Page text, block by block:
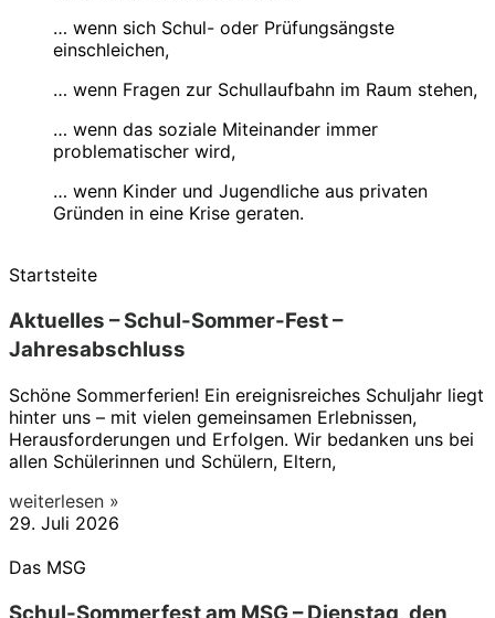
… wenn sich Schul- oder Prüfungsängste
einschleichen,
… wenn Fragen zur Schullaufbahn im Raum stehen,
… wenn das soziale Miteinander immer
problematischer wird,
… wenn Kinder und Jugendliche aus privaten
Gründen in eine Krise geraten.
Startsteite
Aktuelles – Schul-Sommer-Fest –
Jahresabschluss
Schöne Sommerferien! Ein ereignisreiches Schuljahr liegt
hinter uns – mit vielen gemeinsamen Erlebnissen,
Herausforderungen und Erfolgen. Wir bedanken uns bei
allen Schülerinnen und Schülern, Eltern,
weiterlesen »
29. Juli 2026
Das MSG